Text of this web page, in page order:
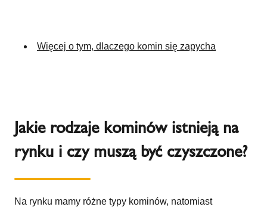
Więcej o tym, dlaczego komin się zapycha
Jakie rodzaje kominów istnieją na
rynku i czy muszą być czyszczone?
Na rynku mamy różne typy kominów, natomiast